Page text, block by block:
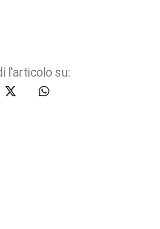
l'articolo su: